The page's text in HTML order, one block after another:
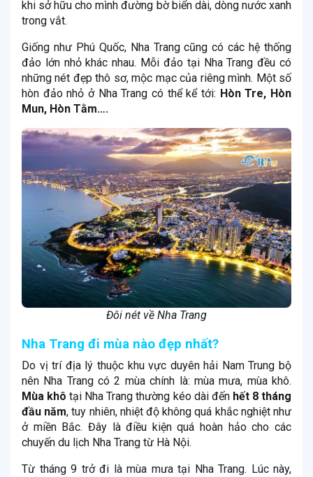
khi sở hữu cho mình đường bờ biển dài, dòng nước xanh
trong vắt.
Giống như Phú Quốc, Nha Trang cũng có các hệ thống
đảo lớn nhỏ khác nhau. Mỗi đảo tại Nha Trang đều có
những nét đẹp thô sơ, mộc mạc của riêng mình. Một số
hòn đảo nhỏ ở Nha Trang có thể kể tới: Hòn Tre, Hòn
Mun, Hòn Tằm….
Đôi nét về Nha Trang
Nha Trang đi mùa nào đẹp nhất?
Do vị trí địa lý thuộc khu vực duyên hải Nam Trung bộ
nên Nha Trang có 2 mùa chính là: mùa mưa, mùa khô.
Mùa khôtại Nha Trang thường kéo dài đếnhết 8 tháng
đầu năm, tuy nhiên, nhiệt độ không quá khắc nghiệt như
ở miền Bắc. Đây là điều kiện quá hoàn hảo cho các
chuyến du lịch Nha Trang từ Hà Nội.
Từ tháng 9 trở đi là mùa mưa tại Nha Trang. Lúc này,